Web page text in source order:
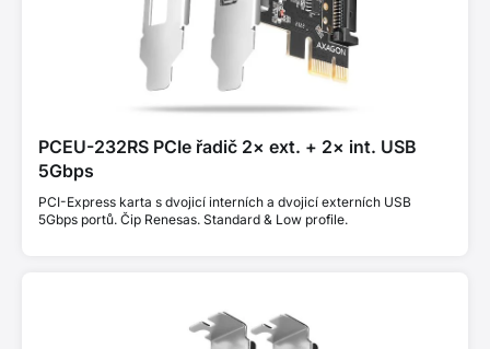
PCEU-232RS PCIe řadič 2× ext. + 2× int. USB
5Gbps
PCI-Express karta s dvojicí interních a dvojicí externích USB
5Gbps portů. Čip Renesas. Standard & Low profile.